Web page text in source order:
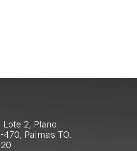
Lote 2, Plano
470, Palmas TO.